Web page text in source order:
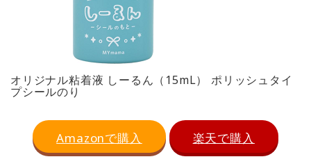
オリジナル粘着液 しーるん（15mL） ポリッシュタイ
プシールのり
Amazonで購入 楽天で購入